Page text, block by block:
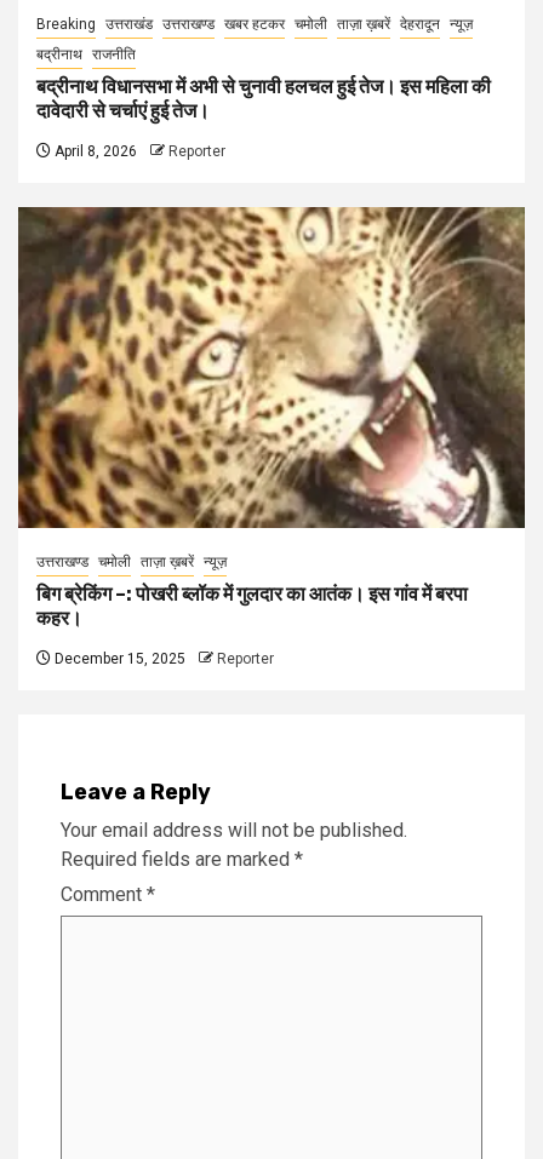
Breaking उत्तराखंड उत्तराखण्ड खबर हटकर चमोली ताज़ा ख़बरें देहरादून न्यूज़
बद्रीनाथ राजनीति
बद्रीनाथ विधानसभा में अभी से चुनावी हलचल हुई तेज। इस महिला की
दावेदारी से चर्चाएं हुई तेज।
April 8, 2026 Reporter
उत्तराखण्ड चमोली ताज़ा ख़बरें न्यूज़
बिग ब्रेकिंग –: पोखरी ब्लॉक में गुलदार का आतंक। इस गांव में बरपा
कहर।
December 15, 2025 Reporter
Leave a Reply
Your email address will not be published.
Required fields are marked *
Comment *